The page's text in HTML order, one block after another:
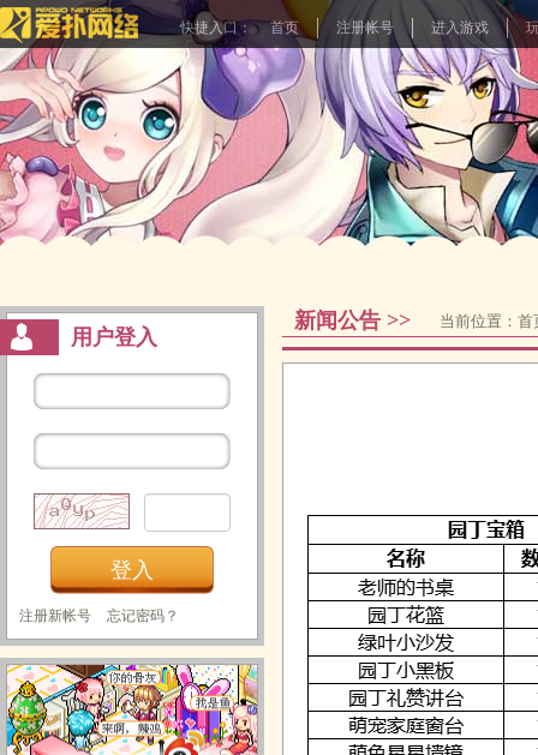
快捷入口： 首页 注册帐号 进入游戏
用户登入
注册新帐号 忘记密码？
新闻公告 >> 当前位置： 首